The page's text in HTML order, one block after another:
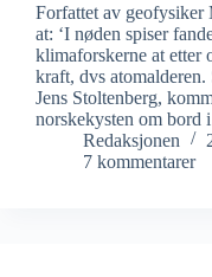
Forfattet av geofysiker
at: ‘I nøden spiser
klimaforskerne at etter
kraft, dvs
Jens Stoltenberg,
norskekysten om bord
Redaksjonen
7 kommentarer